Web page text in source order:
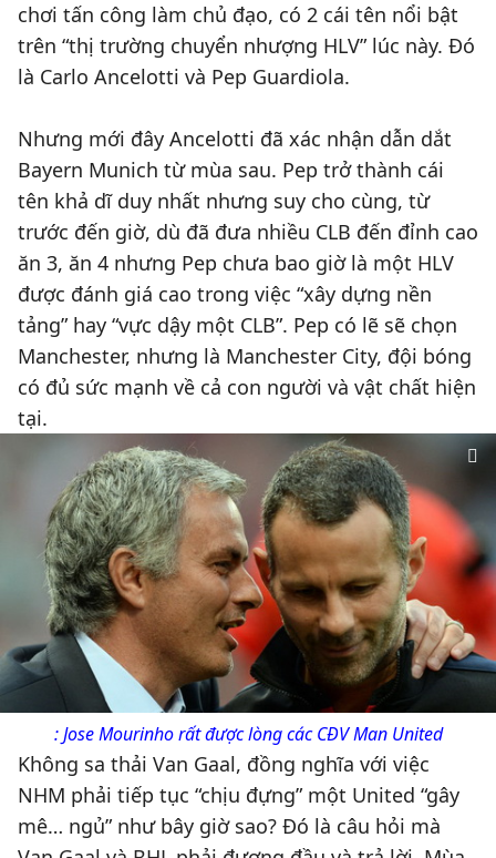
chơi tấn công làm chủ đạo, có 2 cái tên nổi bật
trên “thị trường chuyển nhượng HLV” lúc này. Đó
là Carlo Ancelotti và Pep Guardiola.
Nhưng mới đây Ancelotti đã xác nhận dẫn dắt
Bayern Munich từ mùa sau. Pep trở thành cái
tên khả dĩ duy nhất nhưng suy cho cùng, từ
trước đến giờ, dù đã đưa nhiều CLB đến đỉnh cao
ăn 3, ăn 4 nhưng Pep chưa bao giờ là một HLV
được đánh giá cao trong việc “xây dựng nền
tảng” hay “vực dậy một CLB”. Pep có lẽ sẽ chọn
Manchester, nhưng là Manchester City, đội bóng
có đủ sức mạnh về cả con người và vật chất hiện
tại.
: Jose Mourinho rất được lòng các CĐV Man United
Không sa thải Van Gaal, đồng nghĩa với việc
NHM phải tiếp tục “chịu đựng” một United “gây
mê… ngủ” như bây giờ sao? Đó là câu hỏi mà